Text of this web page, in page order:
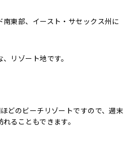
東部、イースト・サセックス州に
リゾート地です。
どのビーチリゾートですので、週末
ることもできます。